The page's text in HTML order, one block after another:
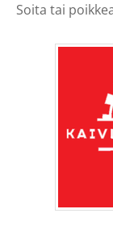
Soita tai